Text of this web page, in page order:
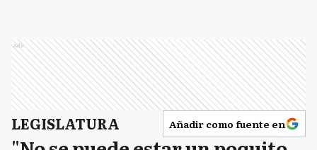
Ads
LEGISLATURA Añadir como fuente en